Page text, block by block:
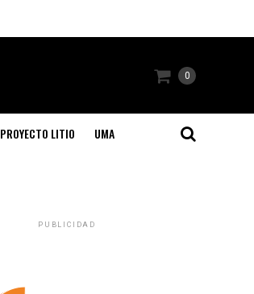
0
PROYECTO LITIO UMA
PUBLICIDAD